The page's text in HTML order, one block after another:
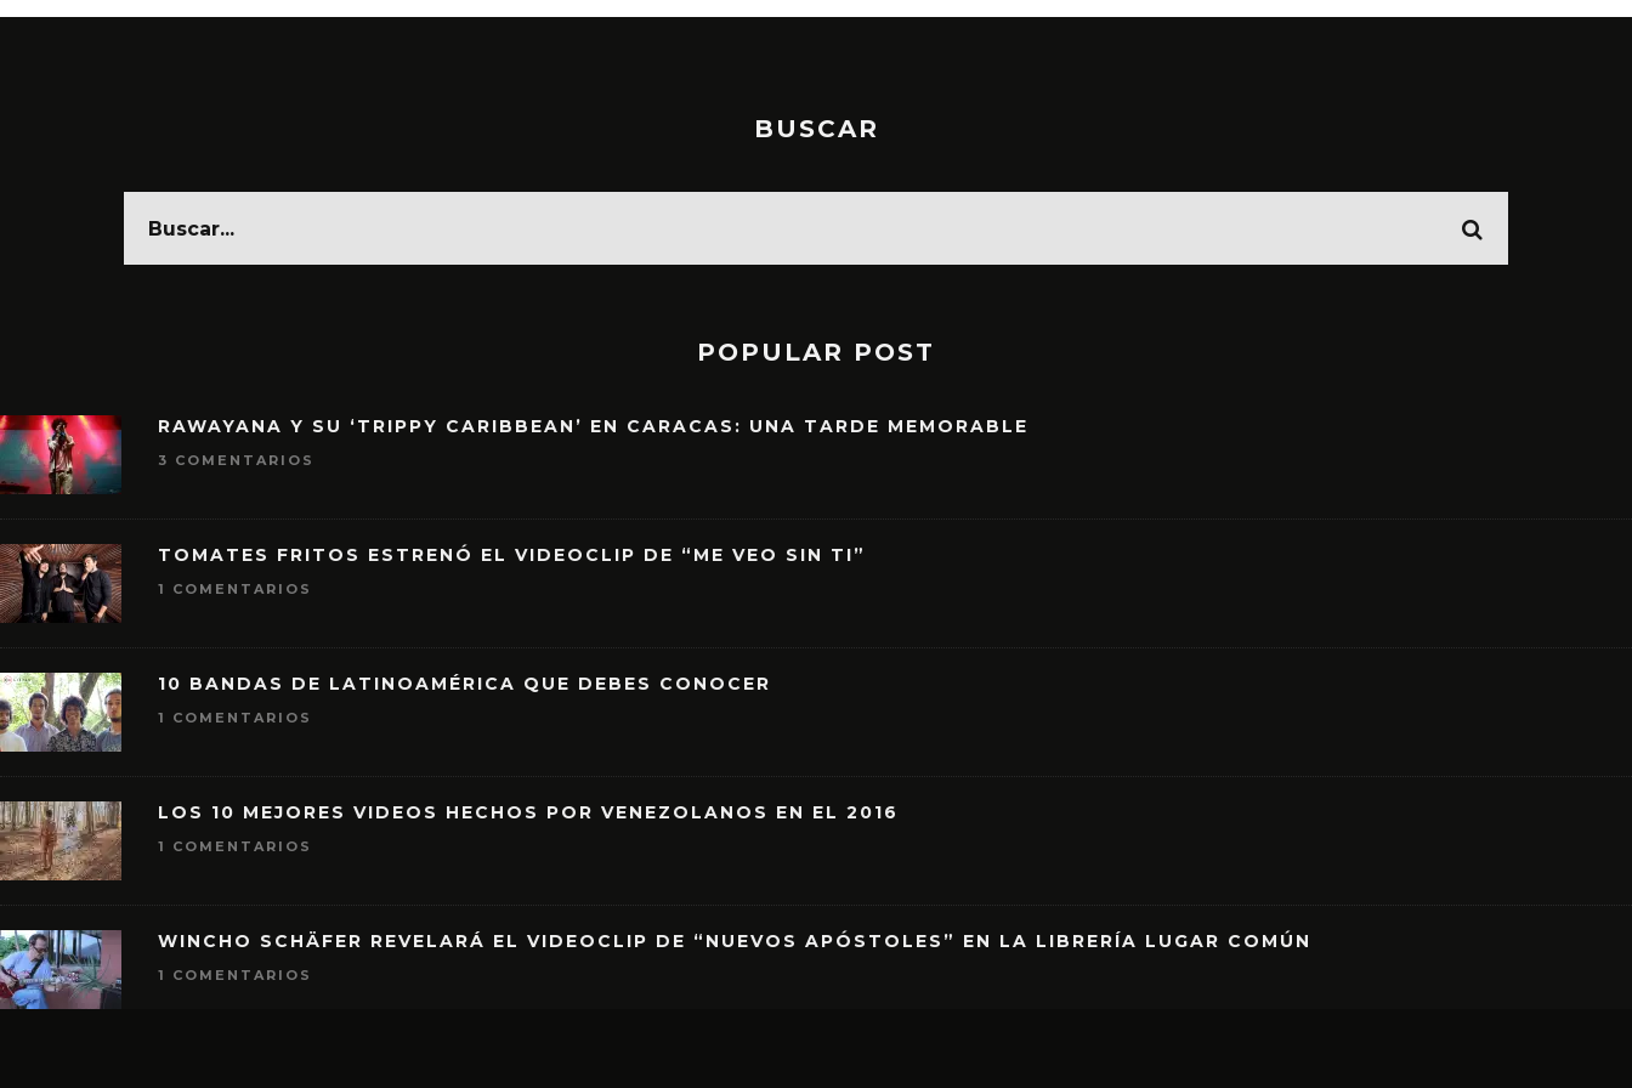
BUSCAR
POPULAR POST
RAWAYANA Y SU ‘TRIPPY CARIBBEAN’ EN CARACAS: UNA TARDE MEMORABLE
3 COMENTARIOS
TOMATES FRITOS ESTRENÓ EL VIDEOCLIP DE “ME VEO SIN TI”
1 COMENTARIOS
10 BANDAS DE LATINOAMÉRICA QUE DEBES CONOCER
1 COMENTARIOS
LOS 10 MEJORES VIDEOS HECHOS POR VENEZOLANOS EN EL 2016
1 COMENTARIOS
WINCHO SCHÄFER REVELARÁ EL VIDEOCLIP DE “NUEVOS APÓSTOLES” EN LA LIBRERÍA LUGAR COMÚN
1 COMENTARIOS